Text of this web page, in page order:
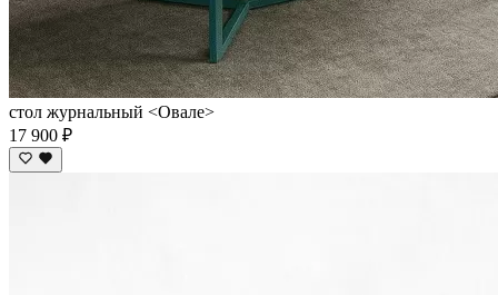
стол журнальный <Овале>
17 900 ₽